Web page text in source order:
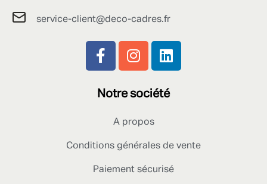
service-client@deco-cadres.fr
Notre société
A propos
Conditions générales de vente
Paiement sécurisé